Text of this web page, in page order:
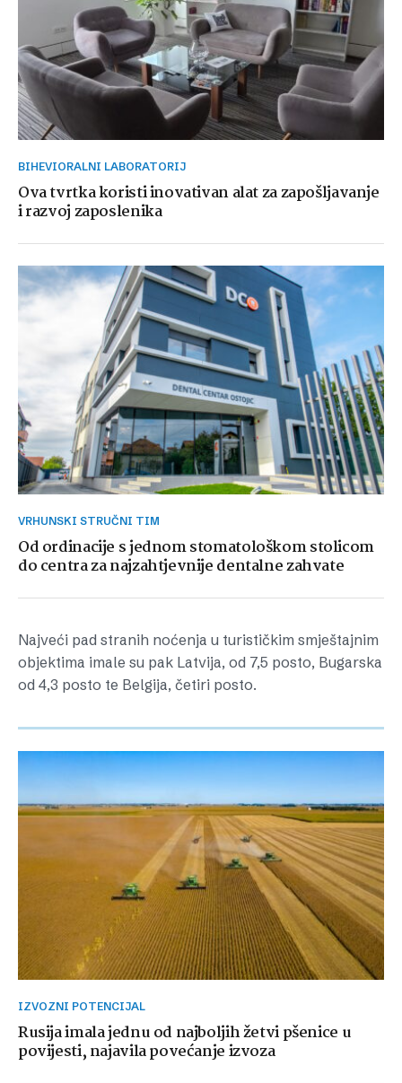
BIHEVIORALNI LABORATORIJ
Ova tvrtka koristi inovativan alat za zapošljavanje
i razvoj zaposlenika
VRHUNSKI STRUČNI TIM
Od ordinacije s jednom stomatološkom stolicom
do centra za najzahtjevnije dentalne zahvate
Najveći pad stranih noćenja u turističkim smještajnim
objektima imale su pak Latvija, od 7,5 posto, Bugarska
od 4,3 posto te Belgija, četiri posto.
IZVOZNI POTENCIJAL
Rusija imala jednu od najboljih žetvi pšenice u
povijesti, najavila povećanje izvoza